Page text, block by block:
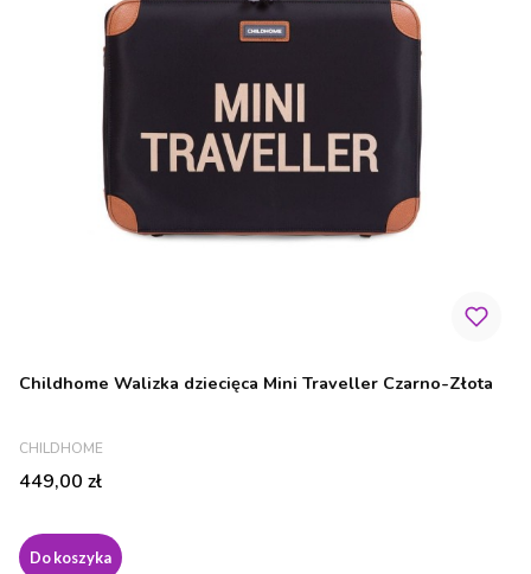
Childhome Walizka dziecięca Mini Traveller Czarno-Złota
PRODUCENT
CHILDHOME
Cena
449,00 zł
Do koszyka